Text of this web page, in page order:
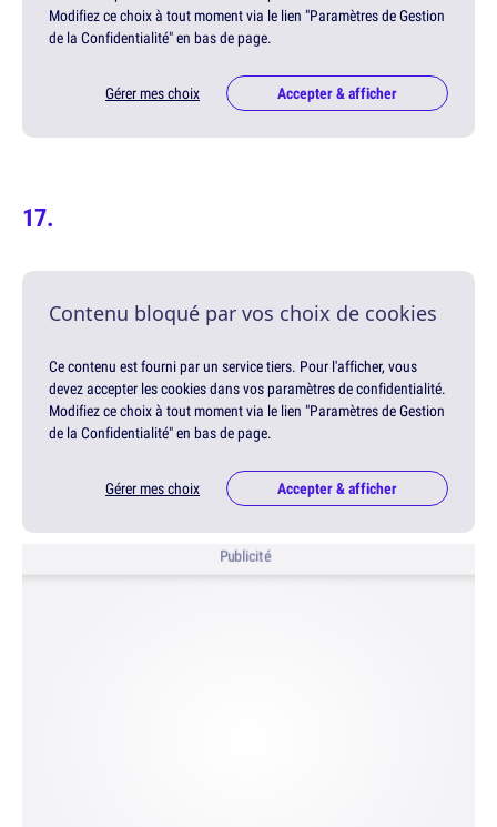
Modifiez ce choix à tout moment via le lien "Paramètres de Gestion
de la Confidentialité" en bas de page.
Gérer mes choix Accepter & afficher
Contenu bloqué par vos choix de cookies
Ce contenu est fourni par un service tiers. Pour l'afficher, vous
devez accepter les cookies dans vos paramètres de confidentialité.
Modifiez ce choix à tout moment via le lien "Paramètres de Gestion
de la Confidentialité" en bas de page.
Gérer mes choix Accepter & afficher
Publicité